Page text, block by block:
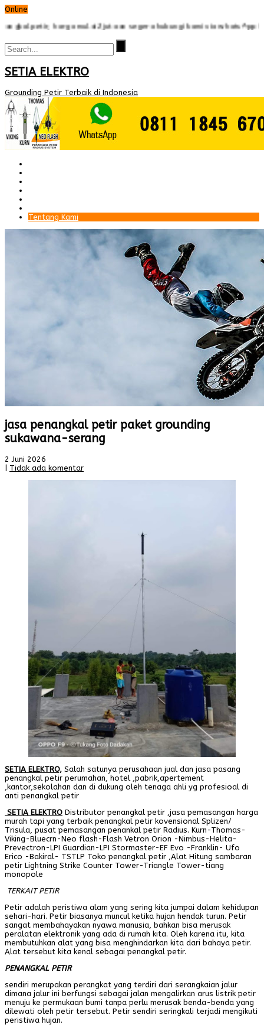
Online
harga mulai 2jutaan segera hubungi kami via whatsApp
SETIA ELEKTRO
Grounding Petir Terbaik di Indonesia
Tentang Kami
jasa penangkal petir paket grounding
sukawana-serang
2 Juni 2026
| Tidak ada komentar
SETIA ELEKTRO, Salah satunya perusahaan jual dan jasa pasang
penangkal petir perumahan, hotel ,pabrik,apertement
,kantor,sekolahan dan di dukung oleh tenaga ahli yg profesioal di
anti penangkal petir
SETIA ELEKTRO Distributor penangkal petir ,jasa pemasangan harga
murah tapi yang terbaik penangkal petir kovensional Splizen/
Trisula, pusat pemasangan penankal petir Radius. Kurn-Thomas-
Viking-Bluecrn-Neo flash-Flash Vetron Orion -Nimbus-Helita-
Prevectron-LPI Guardian-LPI Stormaster-EF Evo -Franklin- Ufo
Erico -Bakiral- TSTLP Toko penangkal petir ,Alat Hitung sambaran
petir Lightning Strike Counter Tower-Triangle Tower-tiang
monopole
TERKAIT PETIR
Petir adalah peristiwa alam yang sering kita jumpai dalam kehidupan
sehari-hari. Petir biasanya muncul ketika hujan hendak turun. Petir
sangat membahayakan nyawa manusia, bahkan bisa merusak
peralatan elektronik yang ada di rumah kita. Oleh karena itu, kita
membutuhkan alat yang bisa menghindarkan kita dari bahaya petir.
Alat tersebut kita kenal sebagai penangkal petir.
PENANGKAL PETIR
sendiri merupakan perangkat yang terdiri dari serangkaian jalur
dimana jalur ini berfungsi sebagai jalan mengalirkan arus listrik petir
menuju ke permukaan bumi tanpa perlu merusak benda-benda yang
dilewati oleh petir tersebut. Petir sendiri seringkali terjadi mengikuti
peristiwa hujan.